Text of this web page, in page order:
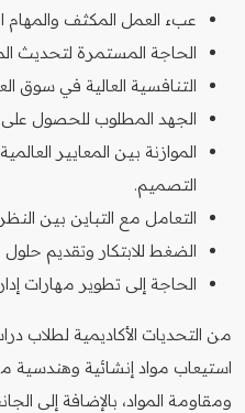
عبء العمل المكثف والمهام
الحاجة المستمرة لتحديث
التنافسية العالية في سوق
الجهد المطلوب للحصول على
الموازنة بين المعايير
التصميم.
التعامل مع التباين بين
الضغط للابتكار وتقديم
الحاجة إلى تطوير مهارات
من التحديات الأكاديمية لطلاب
استيعاب مواد إنشائية وهندسية
ومقاومة المواد، بالإضافة إلى